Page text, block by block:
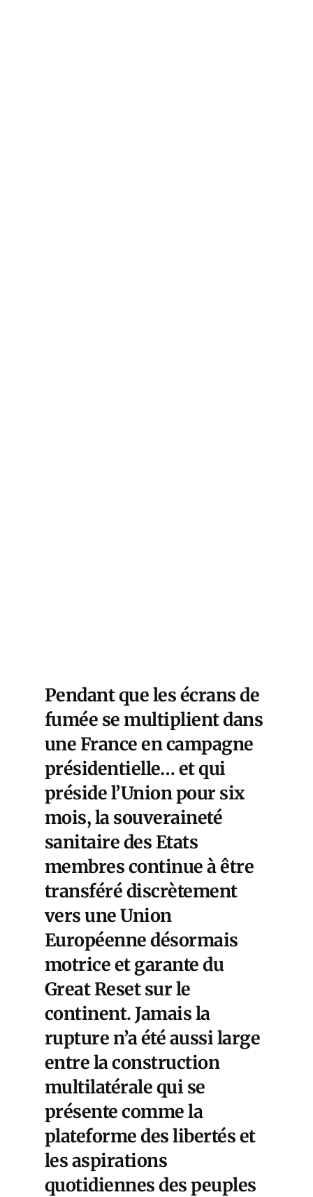
Pendant que les écrans de
fumée se multiplient dans
une France en campagne
présidentielle… et qui
préside l’Union pour six
mois, la souveraineté
sanitaire des Etats
membres continue à être
transféré discrètement
vers une Union
Européenne désormais
motrice et garante du
Great Reset sur le
continent. Jamais la
rupture n’a été aussi large
entre la construction
multilatérale qui se
présente comme la
plateforme des libertés et
les aspirations
quotidiennes des peuples